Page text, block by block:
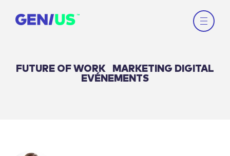
FUTURE OF WORK
MARKETING DIGITAL
EVÉNEMENTS